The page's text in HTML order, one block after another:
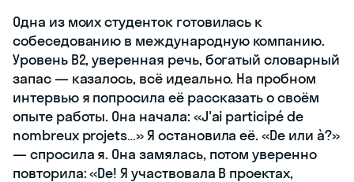
Одна из моих студенток готовилась к
собеседованию в международную компанию.
Уровень B2, уверенная речь, богатый словарный
запас — казалось, всё идеально. На пробном
интервью я попросила её рассказать о своём
опыте работы. Она начала: «J'ai participé de
nombreux projets…» Я остановила её. «De или à?»
— спросила я. Она замялась, потом уверенно
повторила: «De! Я участвовала В проектах,